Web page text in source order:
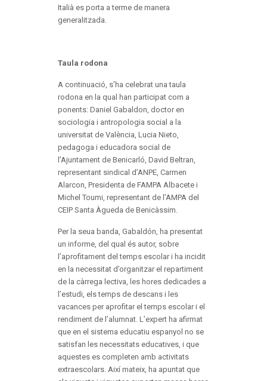
Italià es porta a terme de manera
generalitzada.
Taula rodona
A continuació, s’ha celebrat una taula
rodona en la qual han participat com a
ponents: Daniel Gabaldon, doctor en
sociologia i antropologia social a la
universitat de València, Lucia Nieto,
pedagoga i educadora social de
l’Ajuntament de Benicarló, David Beltran,
representant sindical d’ANPE, Carmen
Alarcon, Presidenta de FAMPA Albacete i
Michel Toumi, representant de l’AMPA del
CEIP Santa Àgueda de Benicàssim.
Per la seua banda, Gabaldón, ha presentat
un informe, del qual és autor, sobre
l’aprofitament del temps escolar i ha incidit
en la necessitat d’organitzar el repartiment
de la càrrega lectiva, les hores dedicades a
l’estudi, els temps de descans i les
vacances per aprofitar el temps escolar i el
rendiment de l’alumnat. L’expert ha afirmat
que en el sistema educatiu espanyol no se
satisfan les necessitats educatives, i que
aquestes es completen amb activitats
extraescolars. Així mateix, ha apuntat que